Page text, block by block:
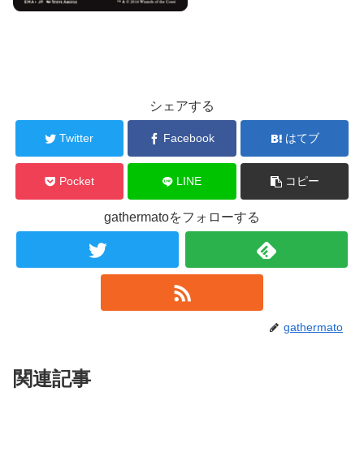
シェアする
Twitter Facebook はてブ
Pocket LINE コピー
gathermatoをフォローする
gathermato
関連記事